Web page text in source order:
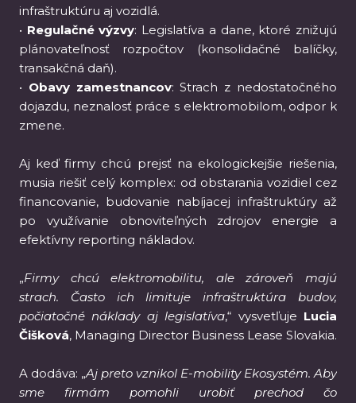
infraštruktúru aj vozidlá.
• Regulačné výzvy: Legislatíva a dane, ktoré znižujú
plánovateľnosť rozpočtov (konsolidačné balíčky,
transakčná daň).
• Obavy zamestnancov: Strach z nedostatočného
dojazdu, neznalosť práce s elektromobilom, odpor k
zmene.
Aj keď firmy chcú prejsť na ekologickejšie riešenia,
musia riešiť celý komplex: od obstarania vozidiel cez
financovanie, budovanie nabíjacej infraštruktúry až
po využívanie obnoviteľných zdrojov energie a
efektívny reporting nákladov.
„Firmy chcú elektromobilitu, ale zároveň majú
strach. Často ich limituje infraštruktúra budov,
počiatočné náklady aj legislatíva,“ vysvetľuje Lucia
Čišková, Managing Director Business Lease Slovakia.
A dodáva: „Aj preto vznikol E-mobility Ekosystém. Aby
sme firmám pomohli urobiť prechod čo